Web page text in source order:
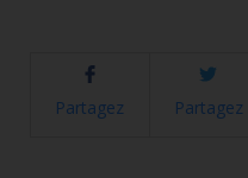
Partagez Partagez